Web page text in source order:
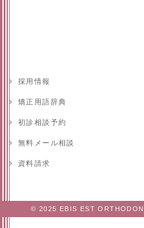
採用情報
矯正用語辞典
初診相談予約
無料メール相談
資料請求
© 2025 EBIS EST